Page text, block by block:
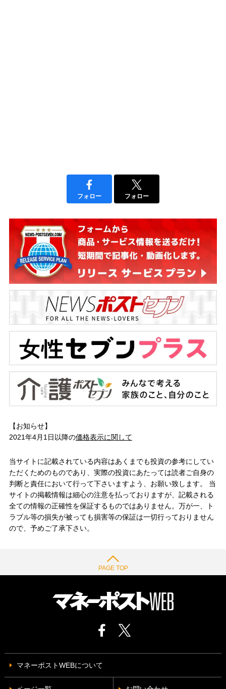
フォロー フォロー
【お知らせ】
2021年4月1日以降の価格表示に関して
当サイトに記載されている内容はあくまでも投資の参考にしてい
ただくためのものであり、実際の投資にあたっては読者ご自身の
判断と責任において行って下さいますよう、お願い致します。 当
サイトの掲載情報は細心の注意を払っておりますが、記載される
全ての情報の正確性を保証するものではありません。万が一、ト
ラブル等の損失が被っても損害等の保証は一切行っておりません
ので、予めご了承下さい。
PAGE TOP
マネーポストWEBについて